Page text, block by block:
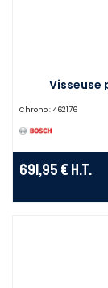
Visseuse
Chrono : 462176
691,95 € H.T.